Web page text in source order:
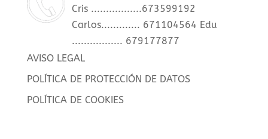
Cris .................673599192
Carlos............. 671104564 Edu
................. 679177877
AVISO LEGAL
POLÍTICA DE PROTECCIÓN DE DATOS
POLÍTICA DE COOKIES